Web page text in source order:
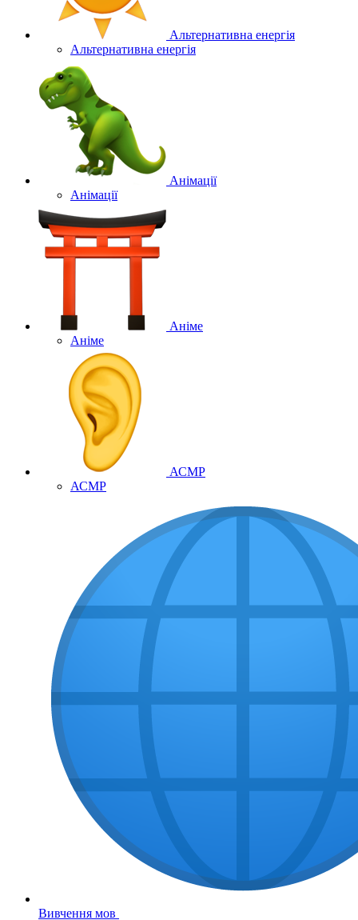
Альтернативна енергія
Альтернативна енергія
Анімації
Анімації
Аніме
Аніме
АСМР
АСМР
Вивчення мов